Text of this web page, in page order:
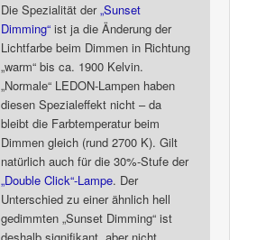
Die Spezialität der„Sunset
Dimming“ ist ja die Änderung der
Lichtfarbe beim Dimmen in Richtung
„warm“ bis ca. 1900 Kelvin.
„Normale“ LEDON-Lampen haben
diesen Spezialeffekt nicht – da
bleibt die Farbtemperatur beim
Dimmen gleich (rund 2700 K). Gilt
natürlich auch für die 30%-Stufe der
„Double Click“-Lampe. Der
Unterschied zu einer ähnlich hell
gedimmten „Sunset Dimming“ ist